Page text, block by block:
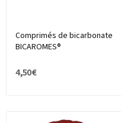
Comprimés de bicarbonate
BICAROMES®
4,50 €